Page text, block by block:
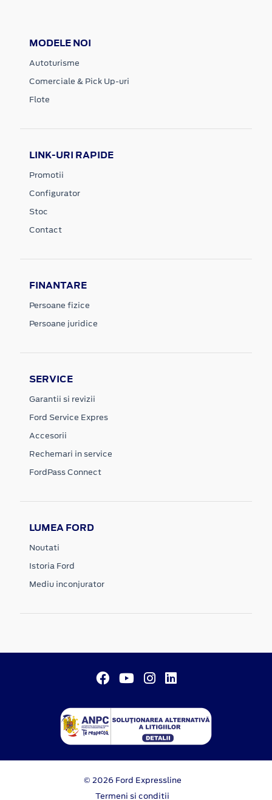
MODELE NOI
Autoturisme
Comerciale & Pick Up-uri
Flote
LINK-URI RAPIDE
Promotii
Configurator
Stoc
Contact
FINANTARE
Persoane fizice
Persoane juridice
SERVICE
Garantii si revizii
Ford Service Expres
Accesorii
Rechemari in service
FordPass Connect
LUMEA FORD
Noutati
Istoria Ford
Mediu inconjurator
© 2026 Ford Expressline
Termeni si conditii